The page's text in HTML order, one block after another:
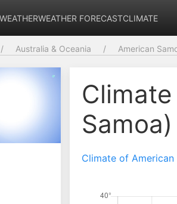
WEATHER FORECASTCLIMATE
Australia & Oceania American
Samoa)
Climate of American